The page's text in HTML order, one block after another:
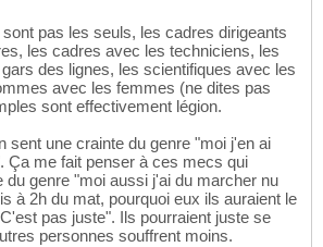
pas les seuls, les cadres dirigeants
les cadres avec les techniciens, les
des lignes, les scientifiques avec les
avec les femmes (ne dites pas
sont effectivement légion.
sent une crainte du genre "moi j'en ai
Ça me fait penser à ces mecs qui
du genre "moi aussi j'ai du marcher nu
à 2h du mat, pourquoi eux ils auraient le
pas juste". Ils pourraient juste se
personnes souffrent moins.